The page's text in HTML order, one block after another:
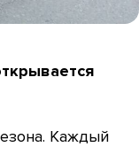
Каждый